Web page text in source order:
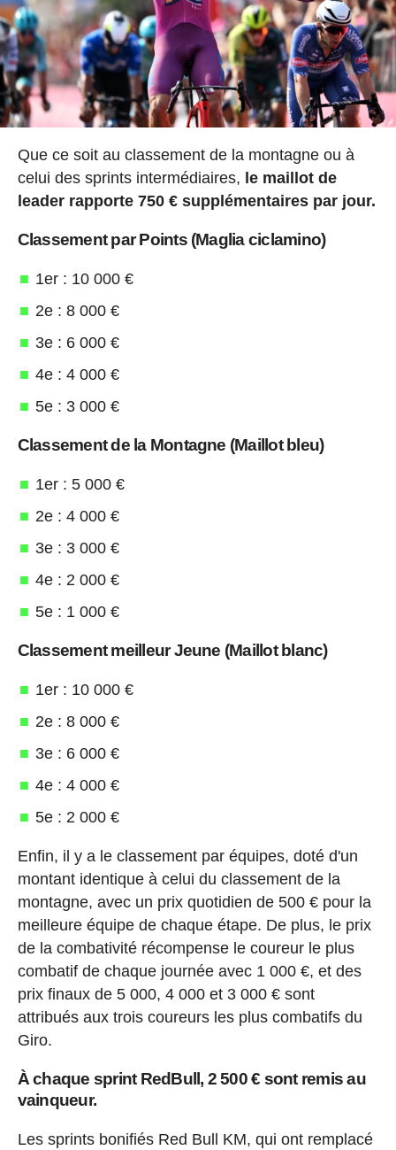
Que ce soit au classement de la montagne ou à
celui des sprints intermédiaires, le maillot de
leader rapporte 750 € supplémentaires par jour.
Classement par Points (Maglia ciclamino)
1er : 10 000 €
2e : 8 000 €
3e : 6 000 €
4e : 4 000 €
5e : 3 000 €
Classement de la Montagne (Maillot bleu)
1er : 5 000 €
2e : 4 000 €
3e : 3 000 €
4e : 2 000 €
5e : 1 000 €
Classement meilleur Jeune (Maillot blanc)
1er : 10 000 €
2e : 8 000 €
3e : 6 000 €
4e : 4 000 €
5e : 2 000 €
Enfin, il y a le classement par équipes, doté d'un
montant identique à celui du classement de la
montagne, avec un prix quotidien de 500 € pour la
meilleure équipe de chaque étape. De plus, le prix
de la combativité récompense le coureur le plus
combatif de chaque journée avec 1 000 €, et des
prix finaux de 5 000, 4 000 et 3 000 € sont
attribués aux trois coureurs les plus combatifs du
Giro.
À chaque sprint RedBull, 2 500 € sont remis au
vainqueur.
Les sprints bonifiés Red Bull KM, qui ont remplacé